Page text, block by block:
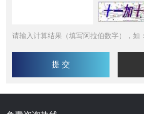
请输入计算结果（填写阿拉伯数字），如